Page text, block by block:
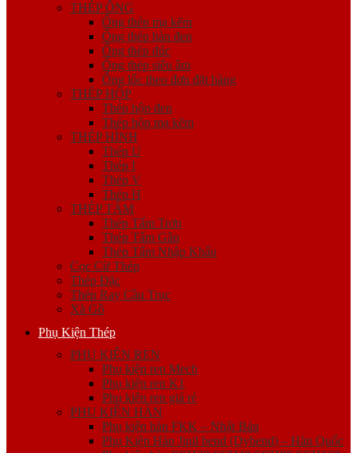
THÉP ỐNG
Ống thép mạ kẽm
Ống thép hàn đen
Ống thép đúc
Ống thép siêu âm
Ống lốc theo đơn đặt hàng
THÉP HỘP
Thép hộp đen
Thép hộp mạ kẽm
THÉP HÌNH
Thép U
Thép I
Thép V
Thép H
THÉP TẤM
Thép Tấm Trơn
Thép Tấm Gân
Thép Tấm Nhập Khẩu
Cọc Cừ Thép
Thép Đặc
Thép Ray Cầu Trục
Xà Gồ
Phụ Kiện Thép
PHỤ KIỆN REN
Phụ kiện ren Mech
Phụ kiện ren K1
Phụ kiện ren giá rẻ
PHỤ KIỆN HÀN
Phụ kiện hàn FKK – Nhật Bản
Phụ Kiện Hàn Jinil bend (Dybend) – Hàn Quốc